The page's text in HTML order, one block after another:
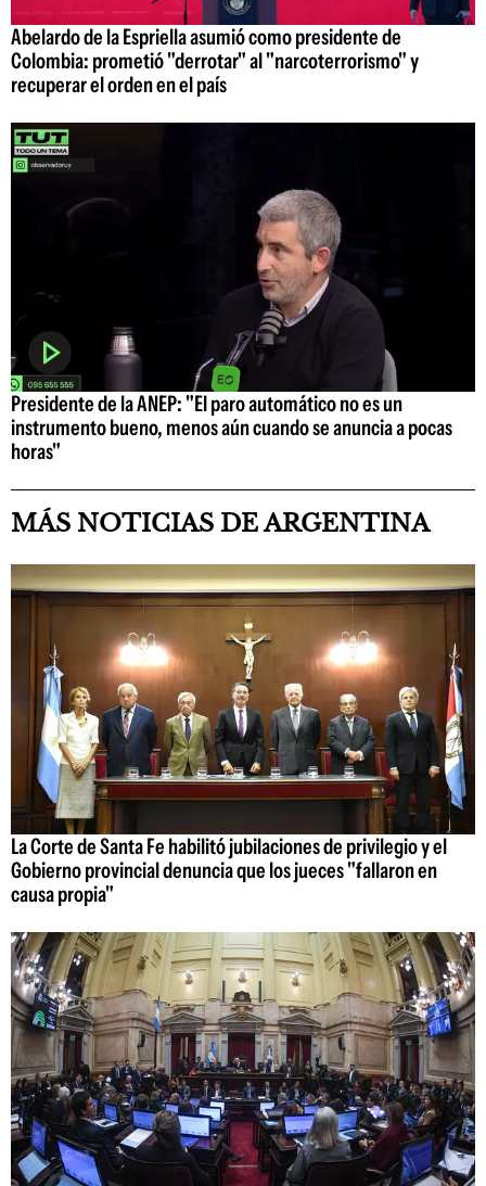
Abelardo de la Espriella asumió como presidente de
Colombia: prometió "derrotar" al "narcoterrorismo" y
recuperar el orden en el país
Presidente de la ANEP: "El paro automático no es un
instrumento bueno, menos aún cuando se anuncia a pocas
horas"
MÁS NOTICIAS DE ARGENTINA
La Corte de Santa Fe habilitó jubilaciones de privilegio y el
Gobierno provincial denuncia que los jueces "fallaron en
causa propia"